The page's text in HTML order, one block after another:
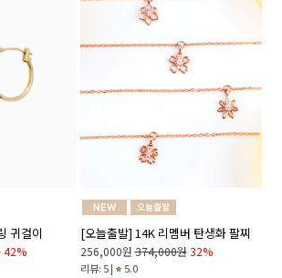
귀걸이
42%
[오늘출발] 14K 리멤버 탄생화 팔찌
256,000원 374,000원 32%
리뷰: 5 | 5.0